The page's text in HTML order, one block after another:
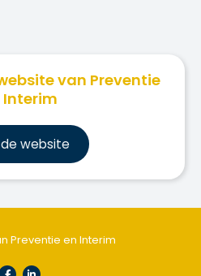
van Preventie
Interim
website
Preventie en Interim